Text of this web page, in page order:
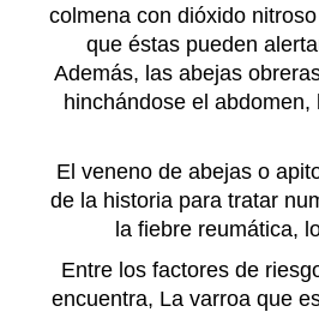
colmena con dióxido
que éstas pueden
Además, las abejas
hinchándose el
El veneno de abejas o
de la historia para tratar
la fiebre reumática,
Entre los factores de
encuentra, La varroa que